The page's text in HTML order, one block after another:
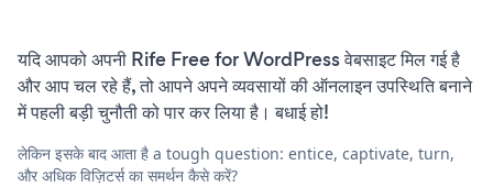
यदि आपको अपनी Rife Free for WordPress वेबसाइट मिल गई है
और आप चल रहे हैं, तो आपने अपने व्यवसायों की ऑनलाइन उपस्थिति बनाने
में पहली बड़ी चुनौती को पार कर लिया है। बधाई हो!
लेकिन इसके बाद आता है a tough question: entice, captivate, turn,
और अधिक विज़िटर्स का समर्थन कैसे करें?